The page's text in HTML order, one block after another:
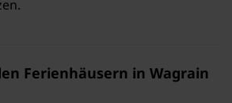
Ferienhäusern in Wagrain